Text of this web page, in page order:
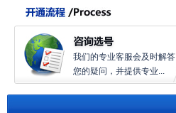
我们的专业客服会及时解答
您的疑问，并提供专业...